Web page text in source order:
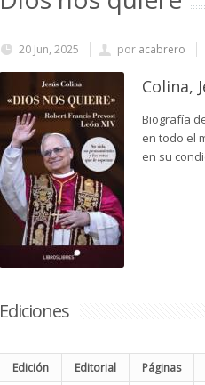
20 Jun, 2025 por acabrero
Colina,
Biografía
en todo el
en su
Ediciones
Edición Editorial Páginas